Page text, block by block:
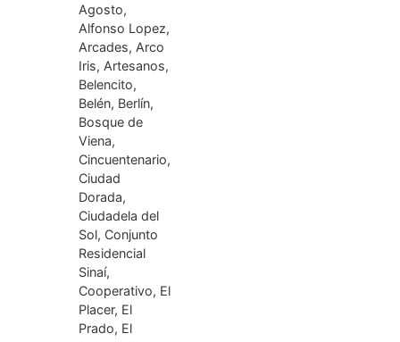
Agosto,
Alfonso Lopez,
Arcades, Arco
Iris, Artesanos,
Belencito,
Belén, Berlín,
Bosque de
Viena,
Cincuentenario,
Ciudad
Dorada,
Ciudadela del
Sol, Conjunto
Residencial
Sinaí,
Cooperativo, El
Placer, El
Prado, El